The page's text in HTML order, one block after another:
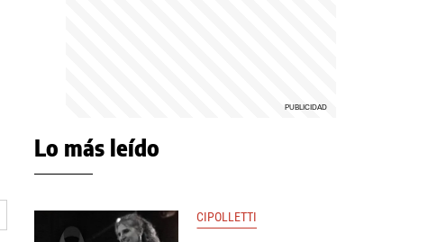
Lo más leído
CIPOLLETTI